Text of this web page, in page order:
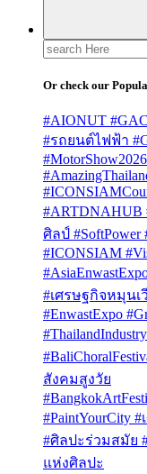
Search
for:
Or check our
#AIONUT
#รถยนต์ไฟฟ้า
#MotorShow2026
ศิลป์
#ICONSIAM
#เศรษฐกิจหมุนเ
#EnwastExpo
สังคมสูงวัย
#PaintYourCity
#ศิลปะร่วมสมัย
แห่งศิลปะ